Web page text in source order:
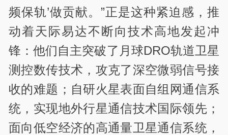
频保轨’做贡献。”正是这种紧迫感，推
动着天际易达不断向技术高地发起冲
锋：他们自主突破了月球DRO轨道卫星
测控数传技术，攻克了深空微弱信号接
收的难题；自研火星表面自组网通信系
统，实现地外行星通信技术国际领先；
面向低空经济的高通量卫星通信系统，